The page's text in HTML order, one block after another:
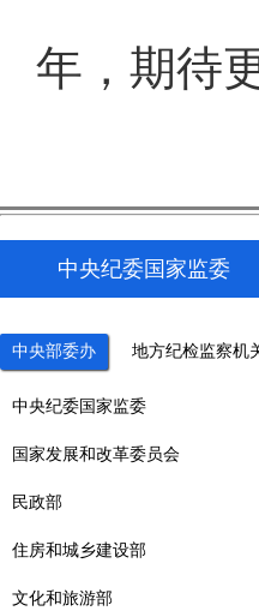
年，期待
中央纪委国家监委
中央部委办 地方纪检监察机
中央纪委国家监委
国家发展和改革委员会
民政部
住房和城乡建设部
文化和旅游部